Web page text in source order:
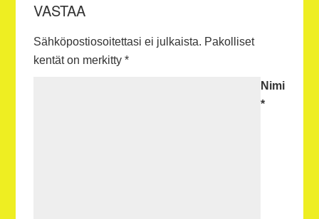
VASTAA
Sähköpostiosoitettasi ei julkaista. Pakolliset
kentät on merkitty *
Nimi
*